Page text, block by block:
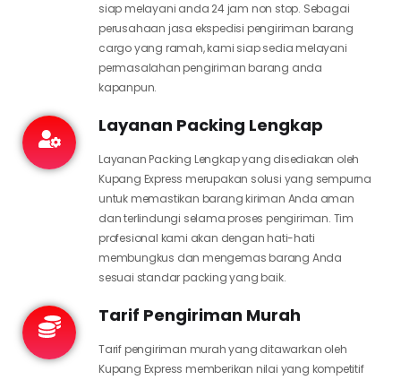
siap melayani anda 24 jam non stop. Sebagai
perusahaan jasa ekspedisi pengiriman barang
cargo yang ramah, kami siap sedia melayani
permasalahan pengiriman barang anda
kapanpun.
Layanan Packing Lengkap
Layanan Packing Lengkap yang disediakan oleh
Kupang Express merupakan solusi yang sempurna
untuk memastikan barang kiriman Anda aman
dan terlindungi selama proses pengiriman. Tim
profesional kami akan dengan hati-hati
membungkus dan mengemas barang Anda
sesuai standar packing yang baik.
Tarif Pengiriman Murah
Tarif pengiriman murah yang ditawarkan oleh
Kupang Express memberikan nilai yang kompetitif